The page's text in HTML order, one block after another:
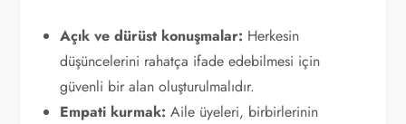
Açık ve dürüst konuşmalar: Herkesin
düşüncelerini rahatça ifade edebilmesi için
güvenli bir alan oluşturulmalıdır.
Empati kurmak: Aile üyeleri, birbirlerinin